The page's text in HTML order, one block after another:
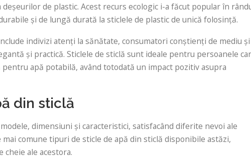
de plastic. Acest recurs ecologic i-a făcut popular în
și de lungă durată la sticlele de plastic de unică folosință.
indivizi atenți la sănătate, consumatori conștienți de mediu și
și practică. Sticlele de sticlă sunt ideale pentru persoanele
apă potabilă, având totodată un impact pozitiv asupra
din sticlă
dimensiuni și caracteristici, satisfacând diferite nevoi ale
comune tipuri de sticle de apă din sticlă disponibile astăzi,
ale acestora.